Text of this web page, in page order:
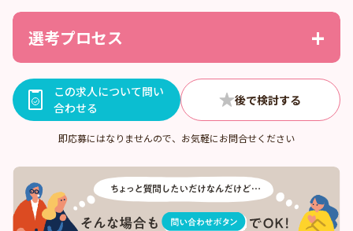
選考プロセス
この求人について問い
合わせる
即応募にはなりませんので、お気軽にお問合せください